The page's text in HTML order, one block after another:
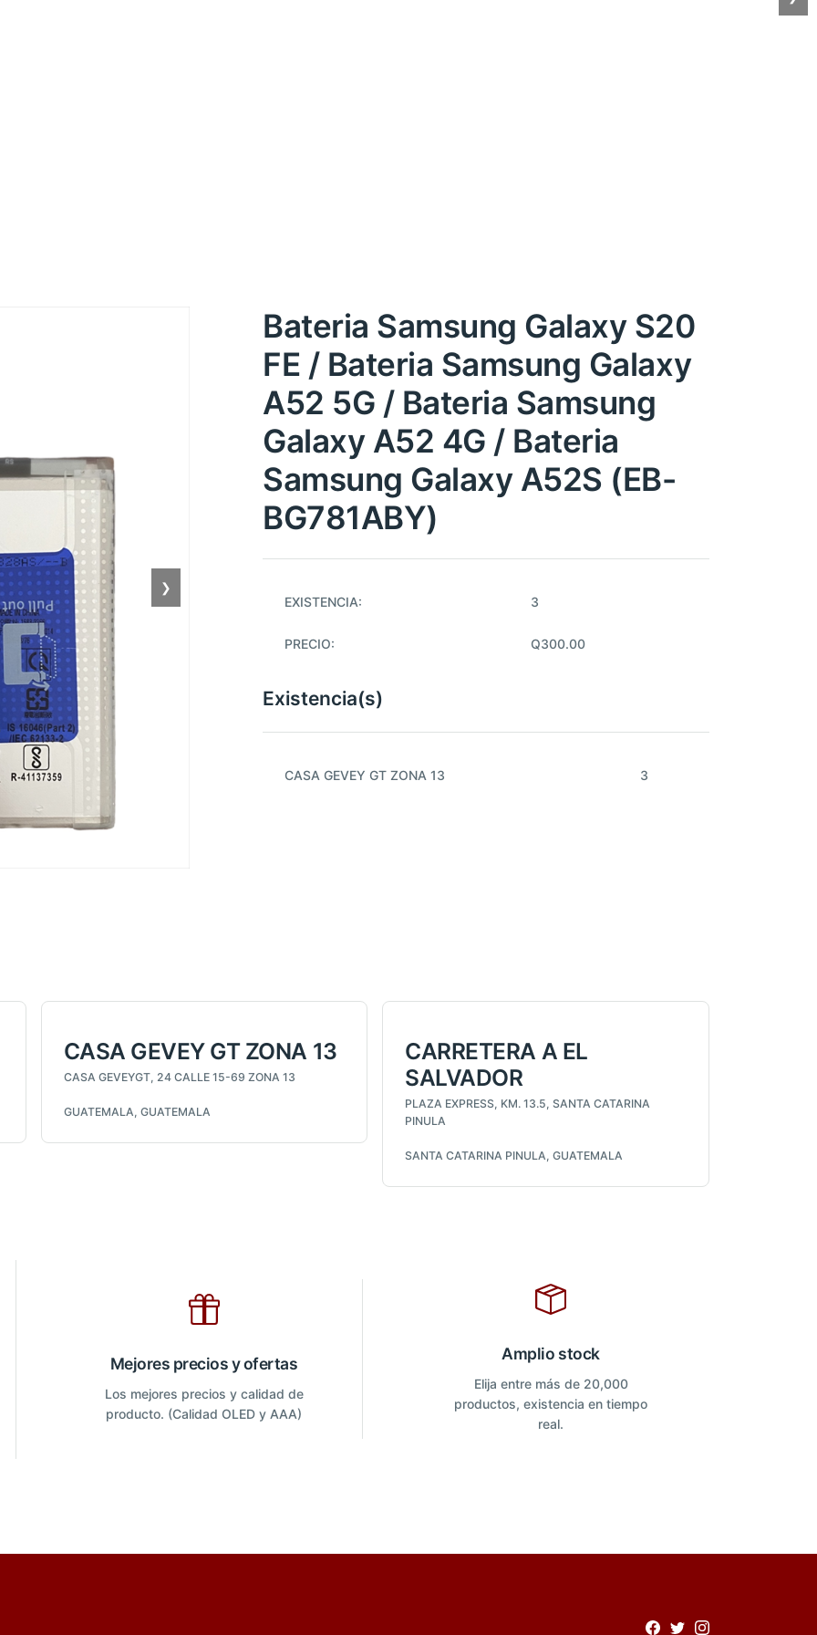
❯
Bateria Samsung Galaxy S20
FE / Bateria Samsung Galaxy
A52 5G / Bateria Samsung
Galaxy A52 4G / Bateria
Samsung Galaxy A52S (EB-
BG781ABY)
EXISTENCIA: 3
PRECIO: Q300.00
Existencia(s)
CASA GEVEY GT ZONA 13 3
CASA GEVEY GT ZONA 13
CASA GEVEYGT, 24 CALLE 15-69 ZONA 13
GUATEMALA, GUATEMALA
CARRETERA A EL
SALVADOR
PLAZA EXPRESS, KM. 13.5, SANTA CATARINA
PINULA
SANTA CATARINA PINULA, GUATEMALA
Mejores precios y ofertas
Los mejores precios y calidad de
producto. (Calidad OLED y AAA)
Amplio stock
Elija entre más de 20,000
productos, existencia en tiempo
real.